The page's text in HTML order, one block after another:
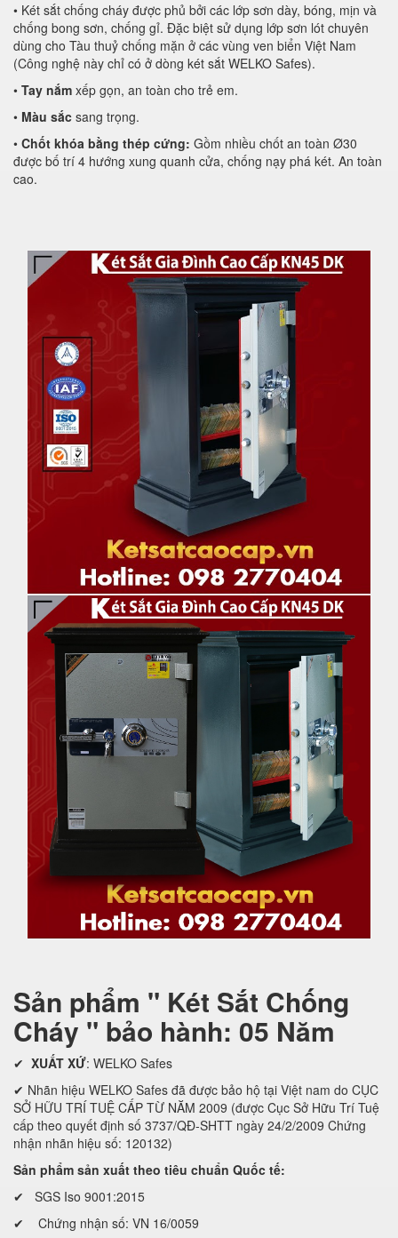
• Két sắt chống cháy được phủ bởi các lớp sơn dày, bóng, mịn và
chống bong sơn, chống gỉ. Đặc biệt sử dụng lớp sơn lót chuyên
dùng cho Tàu thuỷ chống mặn ở các vùng ven biển Việt Nam
(Công nghệ này chỉ có ở dòng két sắt WELKO Safes).
• Tay nắm xếp gọn, an toàn cho trẻ em.
• Màu sắc sang trọng.
• Chốt khóa bằng thép cứng: Gồm nhiều chốt an toàn Ø30
được bố trí 4 hướng xung quanh cửa, chống nạy phá két. An toàn
cao.
Sản phẩm " Két Sắt Chống
Cháy " bảo hành: 05 Năm
✔ XUẤT XỨ: WELKO Safes
✔ Nhãn hiệu WELKO Safes đã được bảo hộ tại Việt nam do CỤC
SỞ HỮU TRÍ TUỆ CẤP TỪ NĂM 2009 (được Cục Sở Hữu Trí Tuệ
cấp theo quyết định số 3737/QĐ-SHTT ngày 24/2/2009 Chứng
nhận nhãn hiệu số: 120132)
Sản phẩm sản xuất theo tiêu chuẩn Quốc tế:
✔ SGS Iso 9001:2015
✔ Chứng nhận số: VN 16/0059